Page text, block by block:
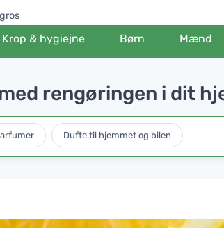
Krop & hygiejne Børn Mænd
rengøringen i dit
Dufte til hjemmet og bilen